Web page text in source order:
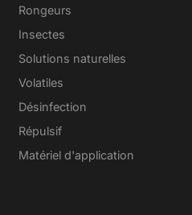
Rongeurs
Insectes
Solutions naturelles
Volatiles
Désinfection
Répulsif
Matériel d'application